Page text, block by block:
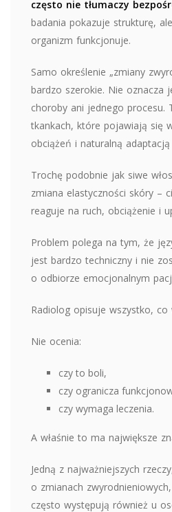
często nie tłumaczy
badania pokazuje strukturę,
organizm funkcjonuje.
Samo określenie „zmiany
bardzo szerokie. Nie oznacza
choroby ani jednego procesu.
tkankach, które pojawiają się
obciążeń i naturalną
Trochę podobnie jak siwe
zmiana elastyczności skóry –
reaguje na ruch, obciążenie i
Problem polega na tym, że
jest bardzo techniczny i nie
o odbiorze emocjonalnym
Radiolog opisuje wszystko, co
Nie ocenia:
czy to boli,
czy ogranicza
czy wymaga leczenia.
A właśnie to ma największe
Jedną z najważniejszych
o zmianach
często występują również u